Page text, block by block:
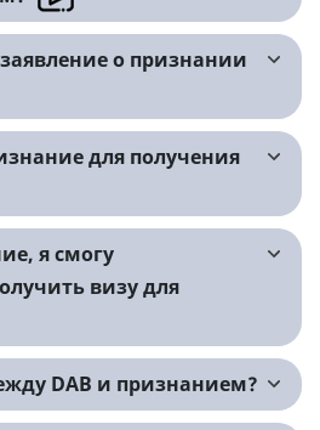
о признании
для получения
я смогу
визу для
DAB и признанием?